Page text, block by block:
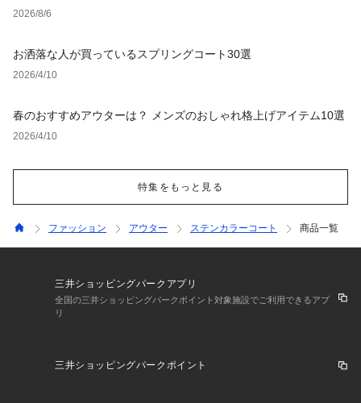
2026/8/6
お洒落な人が買っているスプリングコート30選
2026/4/10
春のおすすめアウターは？ メンズのおしゃれ格上げアイテム10選
2026/4/10
特集をもっと見る
ファッション アウター ステンカラーコート 商品一覧
三井ショッピングパークアプリ
全国の三井ショッピングパークポイント対象施設でご利用できるアプ
リ
三井ショッピングパークポイント